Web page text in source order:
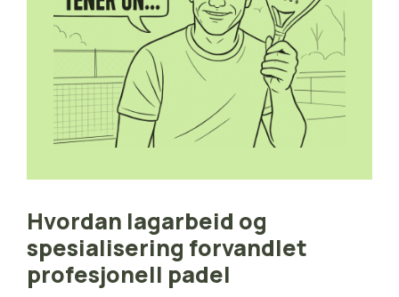
Hvordan lagarbeid og
spesialisering forvandlet
profesjonell padel